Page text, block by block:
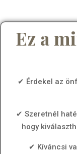
Ez a
✔ Érdekel az
✔ Szeretnél
hogy
✔ Kíváncsi